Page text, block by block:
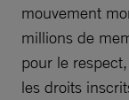
mouvement
millions de
pour le
les droits